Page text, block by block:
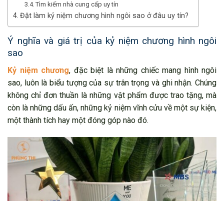
Tìm kiếm nhà cung cấp uy tín
Đặt làm kỷ niệm chương hình ngôi sao ở đâu uy tín?
Ý nghĩa và giá trị của kỷ niệm chương hình ngôi
sao
Kỷ niệm chương, đặc biệt là những chiếc mang hình ngôi
sao, luôn là biểu tượng của sự trân trọng và ghi nhận. Chúng
không chỉ đơn thuần là những vật phẩm được trao tặng, mà
còn là những dấu ấn, những kỷ niệm vĩnh cửu về một sự kiện,
một thành tích hay một đóng góp nào đó.